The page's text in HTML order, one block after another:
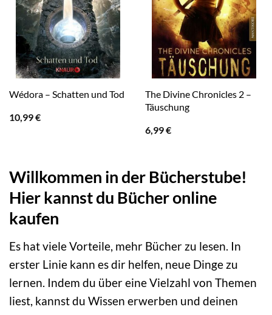
Wédora – Schatten und Tod
10,99€
The Divine Chronicles 2 –
Täuschung
6,99€
Willkommen in der Bücherstube!
Hier kannst du Bücher online
kaufen
Es hat viele Vorteile, mehr Bücher zu lesen. In
erster Linie kann es dir helfen, neue Dinge zu
lernen. Indem du über eine Vielzahl von Themen
liest, kannst du Wissen erwerben und deinen